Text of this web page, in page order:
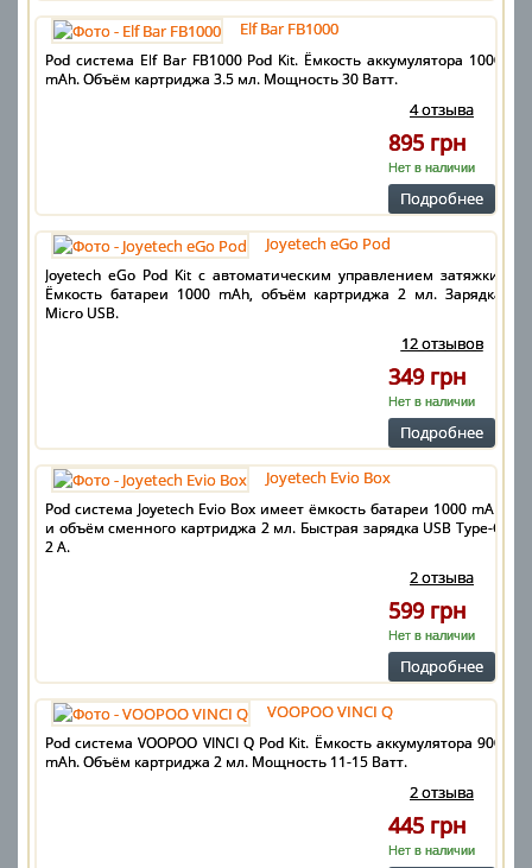
Elf Bar FB1000
Pod система Elf Bar FB1000 Pod Kit. Ёмкость аккумулятора 1000
mAh. Объём картриджа 3.5 мл. Мощность 30 Ватт.
4 отзыва
895 грн
Нет в наличии
Подробнее
Joyetech eGo Pod
Joyetech eGo Pod Kit с автоматическим управлением затяжки.
Ёмкость батареи 1000 mAh, объём картриджа 2 мл. Зарядка
Micro USB.
12 отзывов
349 грн
Нет в наличии
Подробнее
Joyetech Evio Box
Pod система Joyetech Evio Box имеет ёмкость батареи 1000 mAh
и объём сменного картриджа 2 мл. Быстрая зарядка USB Type-C
2 А.
2 отзыва
599 грн
Нет в наличии
Подробнее
VOOPOO VINCI Q
Pod система VOOPOO VINCI Q Pod Kit. Ёмкость аккумулятора 900
mAh. Объём картриджа 2 мл. Мощность 11-15 Ватт.
2 отзыва
445 грн
Нет в наличии